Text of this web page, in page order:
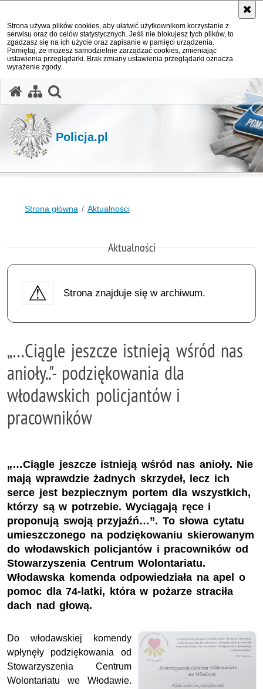
Strona używa plików cookies, aby ułatwić użytkownikom korzystanie z
serwisu oraz do celów statystycznych. Jeśli nie blokujesz tych plików, to
zgadzasz się na ich użycie oraz zapisanie w pamięci urządzenia.
Pamiętaj, że możesz samodzielnie zarządzać cookies, zmieniając
ustawienia przeglądarki. Brak zmiany ustawienia przeglądarki oznacza
wyrażenie zgody.
Policja.pl
Strona główna Aktualności
Aktualności
Strona znajduje się w archiwum.
„…Ciągle jeszcze istnieją wśród nas
anioły.."- podziękowania dla
włodawskich policjantów i
pracowników
„…Ciągle jeszcze istnieją wśród nas anioły. Nie
mają wprawdzie żadnych skrzydeł, lecz ich
serce jest bezpiecznym portem dla wszystkich,
którzy są w potrzebie. Wyciągają ręce i
proponują swoją przyjaźń…”. To słowa cytatu
umieszczonego na podziękowaniu skierowanym
do włodawskich policjantów i pracowników od
Stowarzyszenia Centrum Wolontariatu.
Włodawska komenda odpowiedziała na apel o
pomoc dla 74-latki, która w pożarze straciła
dach nad głową.
Do włodawskiej komendy
wpłynęły podziękowania od
Stowarzyszenia Centrum
Wolontariatu we Włodawie.